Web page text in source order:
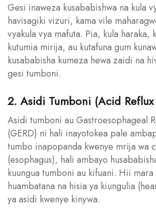
Gesi inaweza kusababishwa na kula
havisagiki vizuri, kama vile
vyakula vya mafuta. Pia, kula haraka,
kutumia mirija, au kutafuna gum
kusababisha kumeza hewa zaidi na
gesi tumboni.
2. Asidi Tumboni (Acid Reflux
Asidi tumboni au Gastroesophageal
(GERD) ni hali inayotokea pale
tumbo inapopanda kwenye mrija wa
(esophagus), hali ambayo
kuungua tumboni au kifuani. Hii mara
huambatana na hisia ya kiungulia
ya asidi kwenye kinywa.